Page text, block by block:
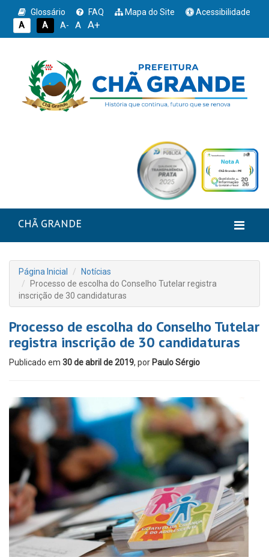
Glossário FAQ Mapa do Site
Acessibilidade
A
A A- A A+
CHÃ GRANDE
Página Inicial
Notícias
Processo de escolha do Conselho Tutelar registra
inscrição de 30 candidaturas
Processo de escolha do Conselho Tutelar
registra inscrição de 30 candidaturas
Publicado em 30 de abril de 2019, por Paulo Sérgio